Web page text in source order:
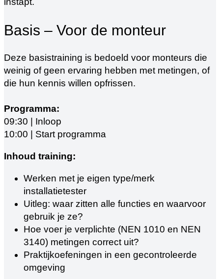
Basis – Voor de monteur
Deze basistraining is bedoeld voor monteurs die
weinig of geen ervaring hebben met metingen, of
die hun kennis willen opfrissen.
Programma:
09:30 | Inloop
10:00 | Start programma
Inhoud training:
Werken met je eigen type/merk
installatietester
Uitleg: waar zitten alle functies en waarvoor
gebruik je ze?
Hoe voer je verplichte (NEN 1010 en NEN
3140) metingen correct uit?
Praktijkoefeningen in een gecontroleerde
omgeving